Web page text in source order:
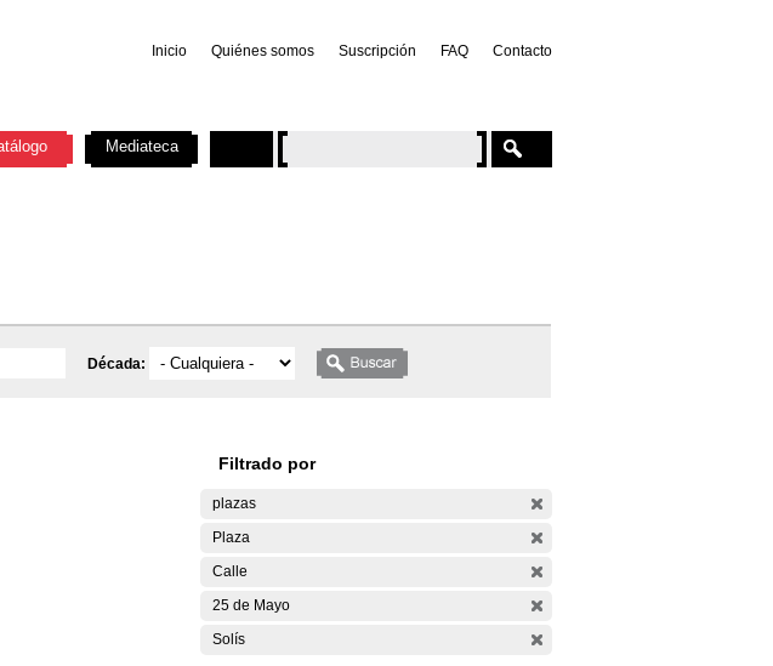
Inicio Quiénes somos Suscripción FAQ Contacto
Década:
Filtrado por
plazas
Plaza
Calle
25 de Mayo
Solís
Mediateca